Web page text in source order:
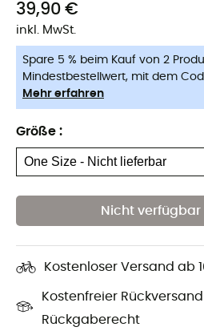
39,90 €
inkl. MwSt.
Spare 5 % beim Kauf von 2
Mindestbestellwert, mit dem
Mehr erfahren
Größe :
Nicht verfügbar
Kostenloser Versand ab
Kostenfreier Rückversand
Rückgaberecht